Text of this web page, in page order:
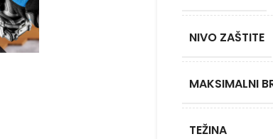
NIVO ZAŠTITE
MAKSIMALNI
TEŽINA